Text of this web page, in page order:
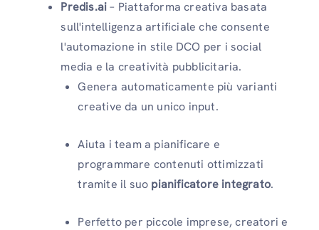
Predis.ai– Piattaforma creativa basata
sull'intelligenza artificiale che consente
l'automazione in stile DCO per i social
media e la creatività pubblicitaria.
Genera automaticamente più varianti
creative da un unico input.
Aiuta i team a pianificare e
programmare contenuti ottimizzati
tramite il suo pianificatore integrato.
Perfetto per piccole imprese, creatori e